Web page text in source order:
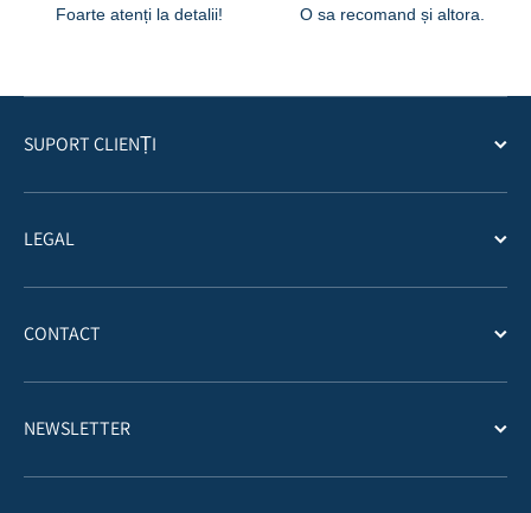
Foarte atenți la detalii! O sa recomand și altora.
SUPORT CLIENȚI
LEGAL
CONTACT
NEWSLETTER